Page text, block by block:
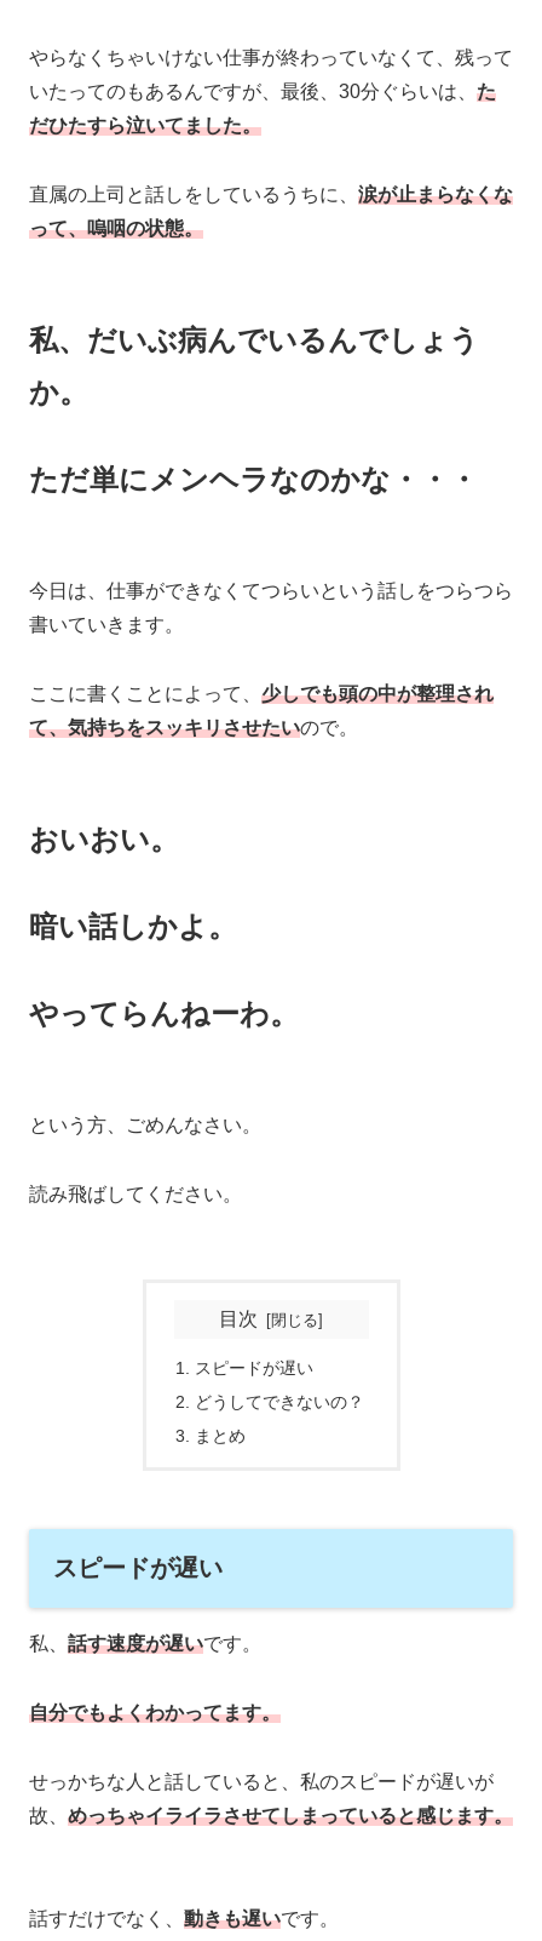
やらなくちゃいけない仕事が終わっていなくて、残って
いたってのもあるんですが、最後、30分ぐらいは、 た
だひたすら泣いてました。
直属の上司と話しをしているうちに、 涙が止まらなくな
って、嗚咽の状態。
私、だいぶ病んでいるんでしょう
か。
ただ単にメンヘラなのかな・・・
今日は、仕事ができなくてつらいという話しをつらつら
書いていきます。
ここに書くことによって、 少しでも頭の中が整理され
て、気持ちをスッキリさせたいので。
おいおい。
暗い話しかよ。
やってらんねーわ。
という方、ごめんなさい。
読み飛ばしてください。
目次
スピードが遅い
どうしてできないの？
まとめ
スピードが遅い
私、 話す速度が遅いです。
自分でもよくわかってます。
せっかちな人と話していると、私のスピードが遅いが
故、 めっちゃイライラさせてしまっていると感じます。
話すだけでなく、 動きも遅いです。